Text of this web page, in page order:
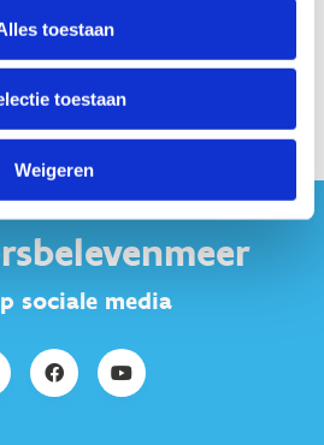
toestaan
toestaan
Weigeren
sociale media